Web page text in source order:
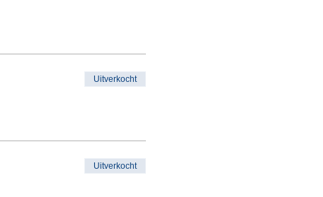
Uitverkocht
Uitverkocht